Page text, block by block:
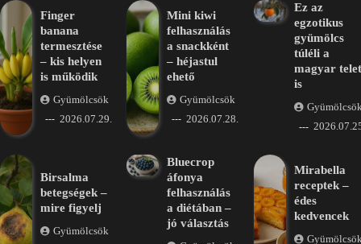
Finger
banana
termesztése
– kis helyen
is működik
Gyümölcsök
2026.07.29.
Mini kiwi
felhasználás
a snackként
– héjastul
ehető
Gyümölcsök
2026.07.28.
Ez az
egzotikus
gyümölcs
túléli a
magyar telet
is
Birsalma
betegségek –
mire figyelj
Gyümölcsök
Bluecrop
áfonya
felhasználás
a diétában –
jó választás
Mirabella
receptek –
édes
kedvencek